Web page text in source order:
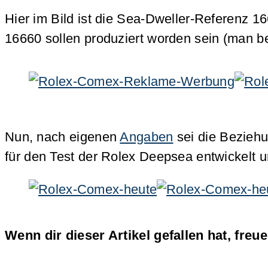
Hier im Bild ist die Sea-Dweller-Referenz
16660 sollen produziert worden sein (man
Nun, nach eigenenAngaben sei die
für den Test der Rolex Deepsea entwickelt
Wenn dir dieser Artikel gefallen hat,